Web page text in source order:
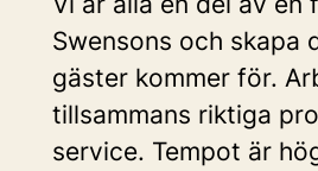
Swensons och skapa
gäster kommer för.
tillsammans riktiga
service. Tempot är